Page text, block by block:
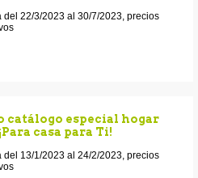
del 22/3/2023 al 30/7/2023, precios
catálogo especial hogar
casa para Ti!
del 13/1/2023 al 24/2/2023, precios